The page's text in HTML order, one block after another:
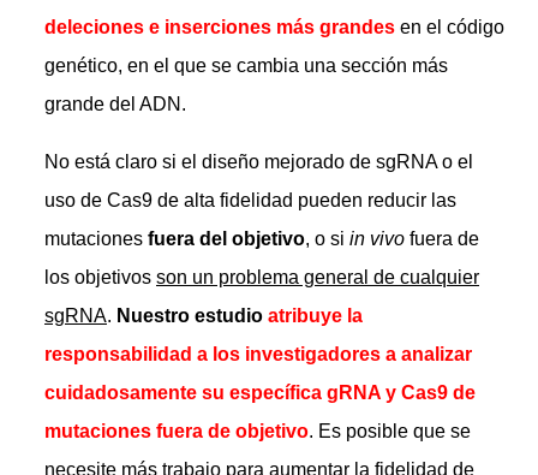
deleciones e inserciones más grandes en el código
genético, en el que se cambia una sección más
grande del ADN.
No está claro si el diseño mejorado de sgRNA o el
uso de Cas9 de alta fidelidad pueden reducir las
mutaciones fuera del objetivo, o si in vivo fuera de
los objetivos son un problema general de cualquier
sgRNA. Nuestro estudio atribuye la
responsabilidad a los investigadores a analizar
cuidadosamente su específica gRNA y Cas9 de
mutaciones fuera de objetivo. Es posible que se
necesite más trabajo para aumentar la fidelidad de